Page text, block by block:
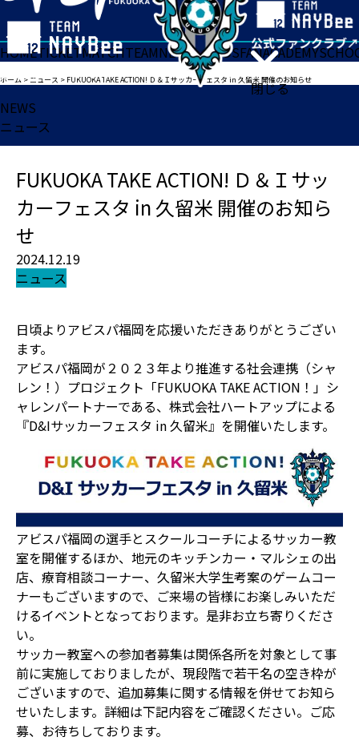
閉じる
HOMETICKETMATCHTEAMNEWSGOODSFANACADEMY
ホーム >ニュース > FUKUOKA TAKE ACTION! Ｄ＆Ｉサッカーフェスタ in 久留米 開催のお知らせ
NEWS
ニュース
FUKUOKA TAKE ACTION! Ｄ＆Ｉサッ
カーフェスタ in 久留米 開催のお知ら
せ
2024.12.19
ニュース
日頃よりアビスパ福岡を応援いただきありがとうござい
ます。
アビスパ福岡が２０２３年より推進する社会連携（シャ
レン！）プロジェクト「FUKUOKA TAKE ACTION！」シ
ャレンパートナーである、株式会社ハートアップによる
『D&Iサッカーフェスタ in 久留米』を開催いたします。
アビスパ福岡の選手とスクールコーチによるサッカー教
室を開催するほか、地元のキッチンカー・マルシェの出
店、療育相談コーナー、久留米大学生考案のゲームコー
ナーもございますので、ご来場の皆様にお楽しみいただ
けるイベントとなっております。是非お立ち寄りくださ
い。
サッカー教室への参加者募集は関係各所を対象として事
前に実施しておりましたが、現段階で若干名の空き枠が
ございますので、追加募集に関する情報を併せてお知ら
せいたします。詳細は下記内容をご確認ください。ご応
募、お待ちしております。